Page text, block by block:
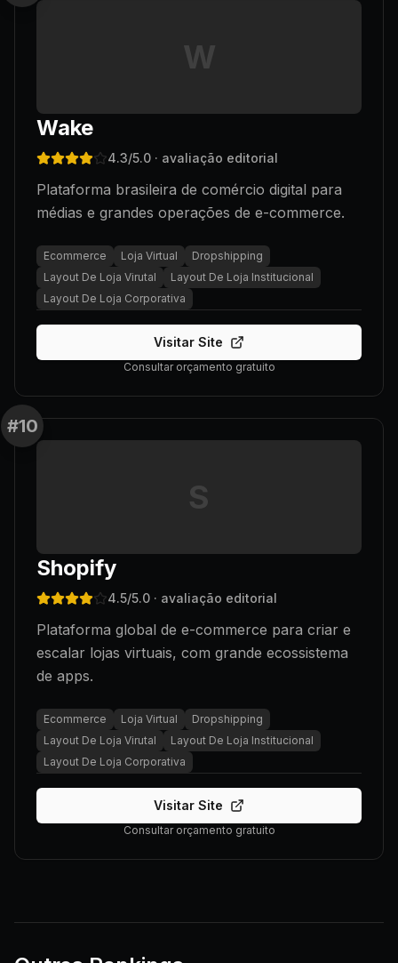
W
Wake
4.3/5.0 · avaliação editorial
Plataforma brasileira de comércio digital para
médias e grandes operações de e-commerce.
Ecommerce Loja Virtual
Dropshipping
Layout De Loja Virutal
Layout De Loja Institucional
Layout De Loja Corporativa
Visitar Site
Consultar orçamento gratuito
#10
S
Shopify
4.5/5.0 · avaliação editorial
Plataforma global de e-commerce para criar e
escalar lojas virtuais, com grande ecossistema
de apps.
Ecommerce Loja Virtual
Dropshipping
Layout De Loja Virutal
Layout De Loja Institucional
Layout De Loja Corporativa
Visitar Site
Consultar orçamento gratuito